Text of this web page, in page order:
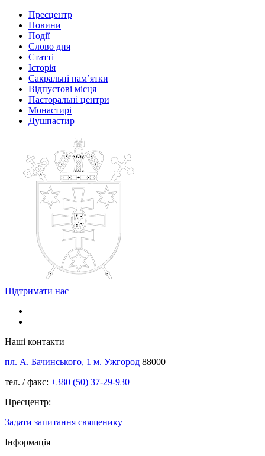
Пресцентр
Новини
Події
Слово дня
Статті
Історія
Сакральні пам’ятки
Відпустові місця
Пасторальні центри
Монастирі
Душпастир
Підтримати нас
Наші контакти
пл. А. Бачинського, 1 м. Ужгород 88000
тел. / факс: +380 (50) 37-29-930
Пресцентр:
Задати запитання священику
Інформація